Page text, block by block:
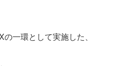
一環として実施した、